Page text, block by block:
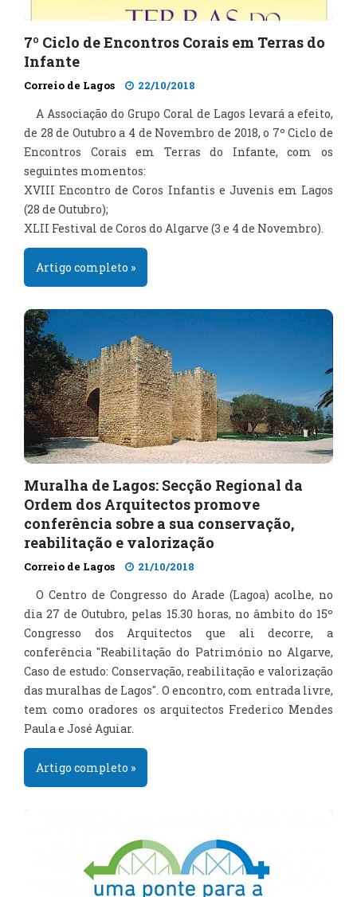
7º Ciclo de Encontros Corais em Terras do
Infante
Correio de Lagos 22/10/2018
A Associação do Grupo Coral de Lagos levará a efeito,
de 28 de Outubro a 4 de Novembro de 2018, o 7º Ciclo de
Encontros Corais em Terras do Infante, com os
seguintes momentos:
XVIII Encontro de Coros Infantis e Juvenis em Lagos
(28 de Outubro);
XLII Festival de Coros do Algarve (3 e 4 de Novembro).
Artigo completo »
Muralha de Lagos: Secção Regional da
Ordem dos Arquitectos promove
conferência sobre a sua conservação,
reabilitação e valorização
Correio de Lagos 21/10/2018
O Centro de Congresso do Arade (Lagoa) acolhe, no
dia 27 de Outubro, pelas 15.30 horas, no âmbito do 15º
Congresso dos Arquitectos que ali decorre, a
conferência "Reabilitação do Património no Algarve,
Caso de estudo: Conservação, reabilitação e valorização
das muralhas de Lagos". O encontro, com entrada livre,
tem como oradores os arquitectos Frederico Mendes
Paula e José Aguiar.
Artigo completo »